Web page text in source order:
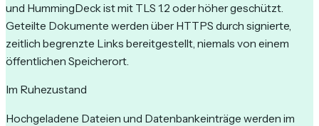
und HummingDeck ist mit TLS 1.2 oder höher geschützt.
Geteilte Dokumente werden über HTTPS durch signierte,
zeitlich begrenzte Links bereitgestellt, niemals von einem
öffentlichen Speicherort.
Im Ruhezustand
Hochgeladene Dateien und Datenbankeinträge werden im